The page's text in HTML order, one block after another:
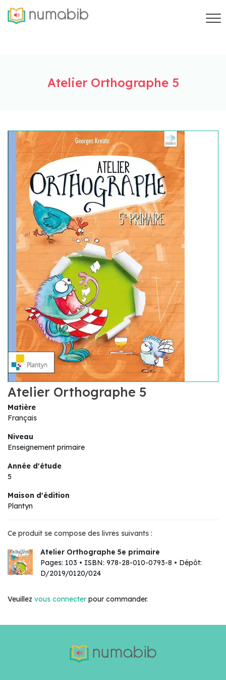
Atelier Orthographe 5
Atelier Orthographe 5
Matière
Français
Niveau
Enseignement primaire
Année d'étude
5
Maison d'édition
Plantyn
Ce produit se compose des livres suivants :
Atelier Orthographe 5e primaire
Pages: 103 • ISBN: 978-28-010-0793-8 • Dépôt:
D/2019/0120/024
Veuillez vous connecter pour commander.